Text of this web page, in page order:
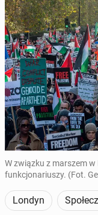
W związku z marszem
funkcjonariuszy. (Fot.
Londyn